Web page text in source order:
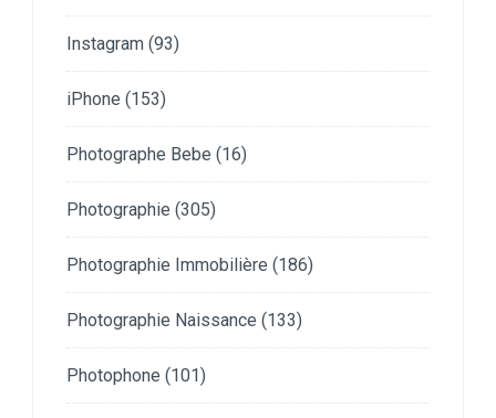
Instagram (93)
iPhone (153)
Photographe Bebe (16)
Photographie (305)
Photographie Immobilière (186)
Photographie Naissance (133)
Photophone (101)